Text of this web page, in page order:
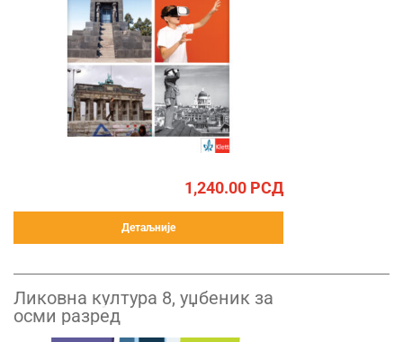
1,240.00 РСД
Детаљније
Ликовна култура 8, уџбеник за
осми разред